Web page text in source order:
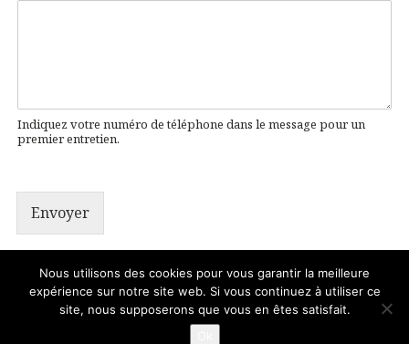
Indiquez votre numéro de téléphone dans le message pour un
premier entretien.
Envoyer
© 2026 . - Treize images
Pour me contacter
Nous utilisons des cookies pour vous garantir la meilleure
expérience sur notre site web. Si vous continuez à utiliser ce
site, nous supposerons que vous en êtes satisfait.